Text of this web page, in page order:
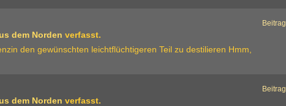
dem Norden verfasst.
Beitrag
den gewünschten leichtflüchtigeren Teil zu destilieren Hmm,
dem Norden verfasst.
Beitrag